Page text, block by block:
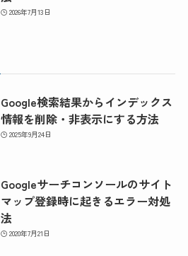
2026年7月13日
Google検索結果からインデックス
情報を削除・非表示にする方法
2025年9月24日
Googleサーチコンソールのサイト
マップ登録時に起きるエラー対処
法
2020年7月21日